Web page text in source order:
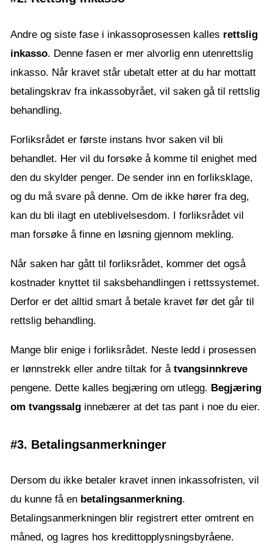
Andre og siste fase i inkassoprosessen kalles rettslig
inkasso. Denne fasen er mer alvorlig enn utenrettslig
inkasso. Når kravet står ubetalt etter at du har mottatt
betalingskrav fra inkassobyrået, vil saken gå til rettslig
behandling.
Forliksrådet er første instans hvor saken vil bli
behandlet. Her vil du forsøke å komme til enighet med
den du skylder penger. De sender inn en forliksklage,
og du må svare på denne. Om de ikke hører fra deg,
kan du bli ilagt en uteblivelsesdom. I forliksrådet vil
man forsøke å finne en løsning gjennom mekling.
Når saken har gått til forliksrådet, kommer det også
kostnader knyttet til saksbehandlingen i rettssystemet.
Derfor er det alltid smart å betale kravet før det går til
rettslig behandling.
Mange blir enige i forliksrådet. Neste ledd i prosessen
er lønnstrekk eller andre tiltak for å tvangsinnkreve
pengene. Dette kalles begjæring om utlegg. Begjæring
om tvangssalg innebærer at det tas pant i noe du eier.
#3. Betalingsanmerkninger
Dersom du ikke betaler kravet innen inkassofristen, vil
du kunne få en betalingsanmerkning.
Betalingsanmerkningen blir registrert etter omtrent en
måned, og lagres hos kredittopplysningsbyråene.